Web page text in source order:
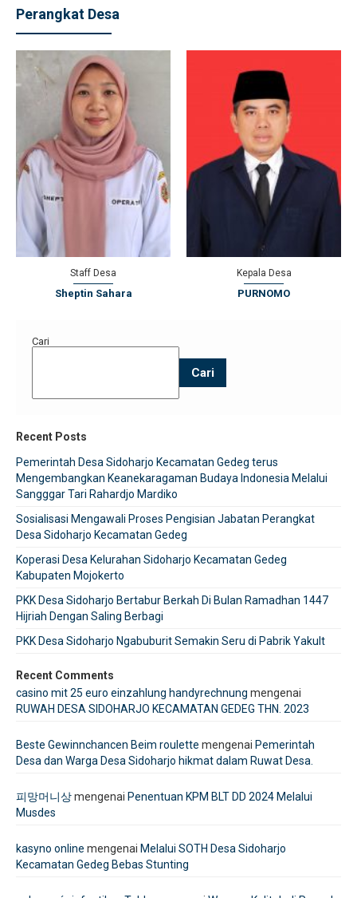
Perangkat Desa
Staff Desa
Sheptin Sahara
Kepala Desa
PURNOMO
Cari
Cari
Recent Posts
Pemerintah Desa Sidoharjo Kecamatan Gedeg terus
Mengembangkan Keanekaragaman Budaya Indonesia Melalui
Sangggar Tari Rahardjo Mardiko
Sosialisasi Mengawali Proses Pengisian Jabatan Perangkat
Desa Sidoharjo Kecamatan Gedeg
Koperasi Desa Kelurahan Sidoharjo Kecamatan Gedeg
Kabupaten Mojokerto
PKK Desa Sidoharjo Bertabur Berkah Di Bulan Ramadhan 1447
Hijriah Dengan Saling Berbagi
PKK Desa Sidoharjo Ngabuburit Semakin Seru di Pabrik Yakult
Recent Comments
casino mit 25 euro einzahlung handyrechnung mengenai
RUWAH DESA SIDOHARJO KECAMATAN GEDEG THN. 2023
Beste Gewinnchancen Beim roulette mengenai Pemerintah
Desa dan Warga Desa Sidoharjo hikmat dalam Ruwat Desa.
피망머니상mengenai Penentuan KPM BLT DD 2024 Melalui
Musdes
kasyno online mengenai Melalui SOTH Desa Sidoharjo
Kecamatan Gedeg Bebas Stunting